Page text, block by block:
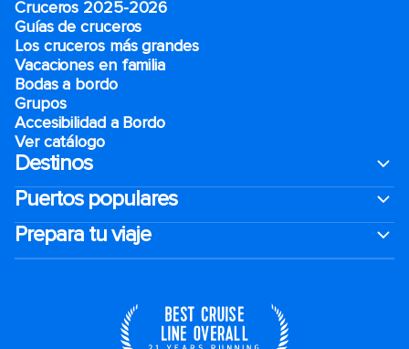
Cruceros 2025-2026
Guías de cruceros
Los cruceros más grandes
Vacaciones en familia
Bodas a bordo
Grupos
Accesibilidad a Bordo
Ver catálogo
Destinos
Puertos populares
Prepara tu viaje